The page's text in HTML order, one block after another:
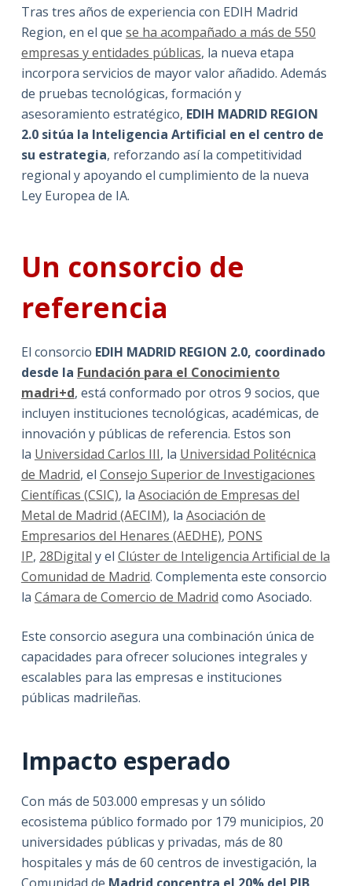
Tras tres años de experiencia con EDIH Madrid
Region, en el que se ha acompañado a más de 550
empresas y entidades públicas, la nueva etapa
incorpora servicios de mayor valor añadido. Además
de pruebas tecnológicas, formación y
asesoramiento estratégico, EDIH MADRID REGION
2.0 sitúa la Inteligencia Artificial en el centro de
su estrategia, reforzando así la competitividad
regional y apoyando el cumplimiento de la nueva
Ley Europea de IA.
Un consorcio de
referencia
El consorcio EDIH MADRID REGION 2.0, coordinado
desde la Fundación para el Conocimiento
madri+d, está conformado por otros 9 socios, que
incluyen instituciones tecnológicas, académicas, de
innovación y públicas de referencia. Estos son
la Universidad Carlos III, la Universidad Politécnica
de Madrid, el Consejo Superior de Investigaciones
Científicas (CSIC), la Asociación de Empresas del
Metal de Madrid (AECIM), la Asociación de
Empresarios del Henares (AEDHE), PONS
IP, 28Digital y el Clúster de Inteligencia Artificial de la
Comunidad de Madrid. Complementa este consorcio
la Cámara de Comercio de Madrid como Asociado.
Este consorcio asegura una combinación única de
capacidades para ofrecer soluciones integrales y
escalables para las empresas e instituciones
públicas madrileñas.
Impacto esperado
Con más de 503.000 empresas y un sólido
ecosistema público formado por 179 municipios, 20
universidades públicas y privadas, más de 80
hospitales y más de 60 centros de investigación, la